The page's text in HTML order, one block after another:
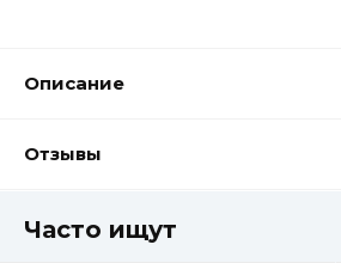
Описание
Отзывы
Часто ищут